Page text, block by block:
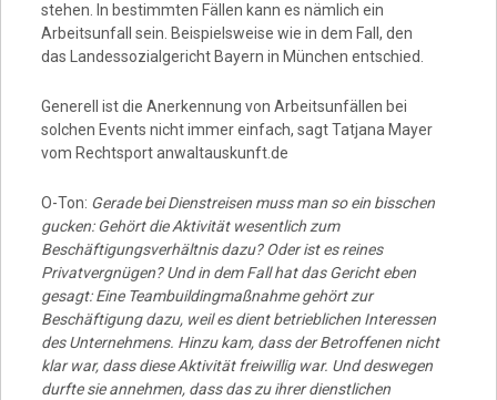
stehen. In bestimmten Fällen kann es nämlich ein
Arbeitsunfall sein. Beispielsweise wie in dem Fall, den
das Landessozialgericht Bayern in München entschied.
Generell ist die Anerkennung von Arbeitsunfällen bei
solchen Events nicht immer einfach, sagt Tatjana Mayer
vom Rechtsport anwaltauskunft.de
O-Ton: Gerade bei Dienstreisen muss man so ein bisschen
gucken: Gehört die Aktivität wesentlich zum
Beschäftigungsverhältnis dazu? Oder ist es reines
Privatvergnügen? Und in dem Fall hat das Gericht eben
gesagt: Eine Teambuildingmaßnahme gehört zur
Beschäftigung dazu, weil es dient betrieblichen Interessen
des Unternehmens. Hinzu kam, dass der Betroffenen nicht
klar war, dass diese Aktivität freiwillig war. Und deswegen
durfte sie annehmen, dass das zu ihrer dienstlichen